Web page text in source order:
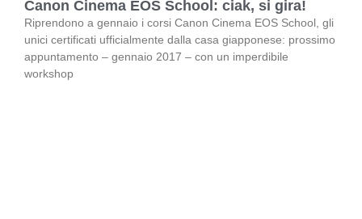
Canon Cinema EOS School: ciak, si gira!
Riprendono a gennaio i corsi Canon Cinema EOS School, gli
unici certificati ufficialmente dalla casa giapponese: prossimo
appuntamento – gennaio 2017 – con un imperdibile
workshop